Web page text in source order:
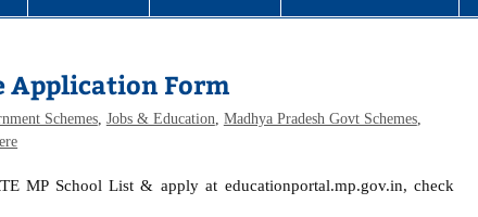
Application Form
Schemes, Jobs & Education, Madhya Pradesh Govt Schemes,
MP School List & apply at educationportal.mp.gov.in, check